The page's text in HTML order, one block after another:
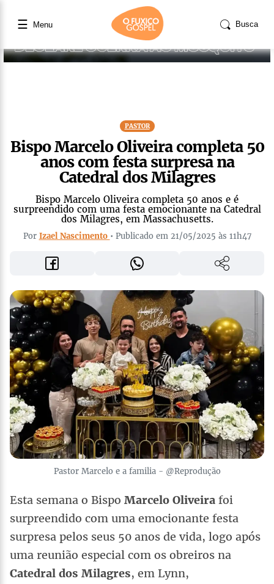
☰ Menu Busca
PASTOR
Bispo Marcelo Oliveira completa 50
anos com festa surpresa na
Catedral dos Milagres
Bispo Marcelo Oliveira completa 50 anos e é
surpreendido com uma festa emocionante na Catedral
dos Milagres, em Massachusetts.
Por Izael Nascimento • Publicado em 21/05/2025 às 11h47
Pastor Marcelo e a familia - @Reprodução
Esta semana o Bispo Marcelo Oliveira foi
surpreendido com uma emocionante festa
surpresa pelos seus 50 anos de vida, logo após
uma reunião especial com os obreiros na
Catedral dos Milagres, em Lynn,